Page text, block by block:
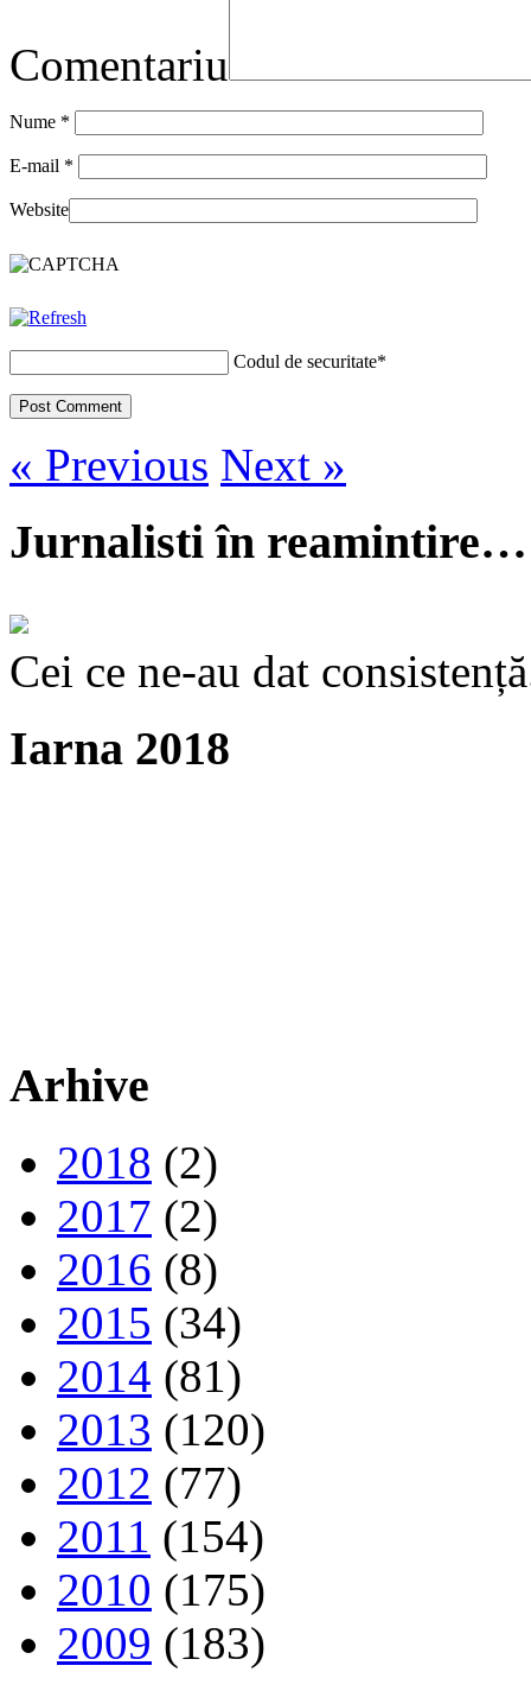
Comentariu
Nume *
E-mail *
Website
Codul de securitate*
« Previous Next »
Jurnalisti în reamintire…
Cei ce ne-au dat
Iarna 2018
Arhive
2018 (2)
2017 (2)
2016 (8)
2015 (34)
2014 (81)
2013 (120)
2012 (77)
2011 (154)
2010 (175)
2009 (183)